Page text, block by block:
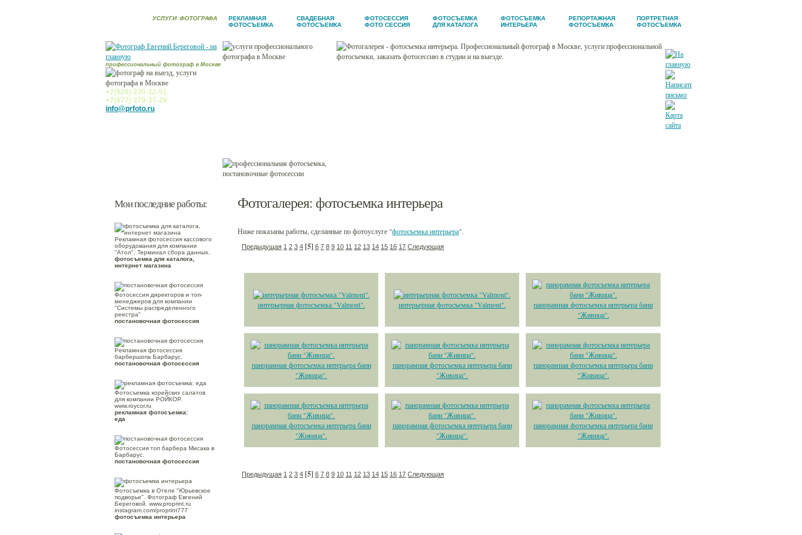
УСЛУГИ ФОТОГРАФА
РЕКЛАМНАЯ
ФОТОСЪЕМКА
СВАДЕБНАЯ
ФОТОСЪЕМКА
ФОТОСЕССИЯ
ФОТО СЕССИЯ
ФОТОСЪЕМКА
ДЛЯ КАТАЛОГА
ФОТОСЪЕМКА
ИНТЕРЬЕРА
РЕПОРТАЖНАЯ
ФОТОСЪЕМКА
ПОРТРЕТНАЯ
ФОТОСЪЕМКА
профессиональный фотограф в Москве
+7(926) 230-32-51
+7(977) 379-37-29
info@prfoto.ru
Мои последние работы:
Рекламная фотосессия кассового
оборудования для компании
"Атол". Терминал сбора данных.
фотосъемка для каталога,
интернет магазина
Фотосессия директоров и топ-
менеджеров для компании
"Системы распределенного
реестра"
постановочная фотосессия
Рекламная фотосессия
барбершопа Барбарус.
постановочная фотосессия
Фотосъемка корейских салатов
для компании РОЙКОР.
www.roycor.ru
рекламная фотосъемка:
еда
Фотосессия топ барбера Мисака в
Барбарус.
постановочная фотосессия
Фотосъемка в Отеле "Юрьевское
подворье". Фотограф Евгений
Береговой. www.proprint.ru
instagram.com/proprint777
фотосъемка интерьера
Фотогалерея: фотосъемка интерьера
Ниже показаны работы, сделанные по фотоуслуге "фотосъемка интерьера".
Предыдущая 1 2 3 4 [5] 6 7 8 9 10 11 12 13 14 15 16 17 Следующая
интерьерная фотосъемка "Valmont". интерьерная фотосъемка "Valmont".
панорамная фотосъемка интерьера бани
"Живица".
панорамная фотосъемка интерьера бани
"Живица".
панорамная фотосъемка интерьера бани
"Живица".
панорамная фотосъемка интерьера бани
"Живица".
панорамная фотосъемка интерьера бани
"Живица".
панорамная фотосъемка интерьера бани
"Живица".
панорамная фотосъемка интерьера бани
"Живица".
Предыдущая 1 2 3 4 [5] 6 7 8 9 10 11 12 13 14 15 16 17 Следующая